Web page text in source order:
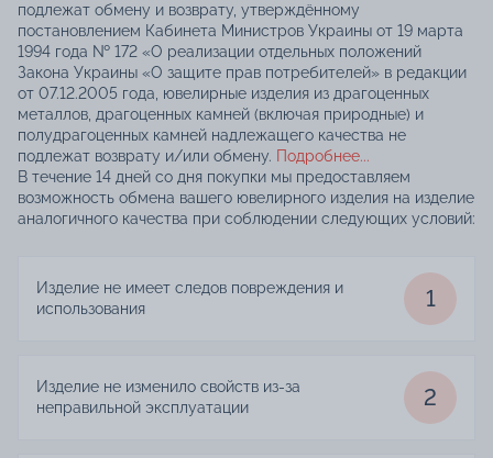
подлежат обмену и возврату, утверждённому
постановлением Кабинета Министров Украины от 19 марта
1994 года № 172 «О реализации отдельных положений
Закона Украины «О защите прав потребителей» в редакции
от 07.12.2005 года, ювелирные изделия из драгоценных
металлов, драгоценных камней (включая природные) и
полудрагоценных камней надлежащего качества не
подлежат возврату и/или обмену. Подробнее...
В течение 14 дней со дня покупки мы предоставляем
возможность обмена вашего ювелирного изделия на изделие
аналогичного качества при соблюдении следующих условий:
Изделие не имеет следов повреждения и
использования
1
Изделие не изменило свойств из-за
неправильной эксплуатации
2